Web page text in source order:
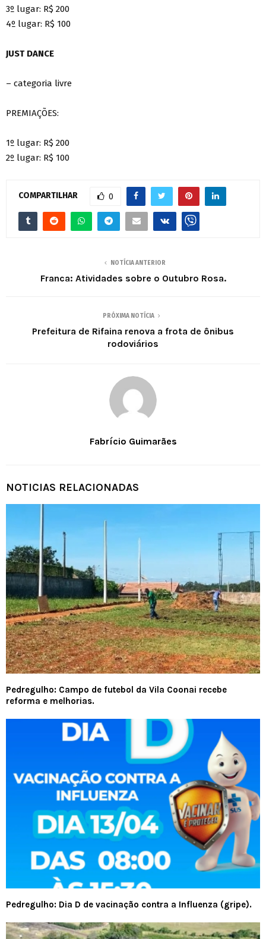
3º lugar: R$ 200
4º lugar: R$ 100
JUST DANCE
– categoria livre
PREMIAÇÕES:
1º lugar: R$ 200
2º lugar: R$ 100
COMPARTILHAR 0
NOTÍCIA ANTERIOR
Franca: Atividades sobre o Outubro Rosa.
PRÓXIMA NOTÍCIA
Prefeitura de Rifaina renova a frota de ônibus
rodoviários
Fabrício Guimarães
NOTICIAS RELACIONADAS
Pedregulho: Campo de futebol da Vila Coonai recebe
reforma e melhorias.
Pedregulho: Dia D de vacinação contra a Influenza (gripe).